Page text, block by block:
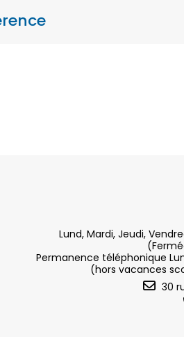
Lund, Mardi, Jeudi,
Permanence téléphonique
(hors vacances
30